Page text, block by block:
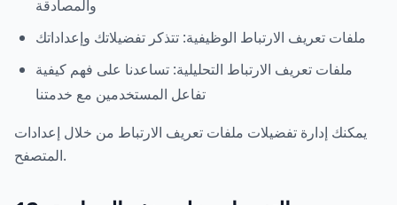
والمصادقة
ملفات تعريف الارتباط الوظيفية: تتذكر تفضيلاتك وإعداداتك
ملفات تعريف الارتباط التحليلية: تساعدنا على فهم كيفية
تفاعل المستخدمين مع خدمتنا
يمكنك إدارة تفضيلات ملفات تعريف الارتباط من خلال إعدادات
المتصفح.